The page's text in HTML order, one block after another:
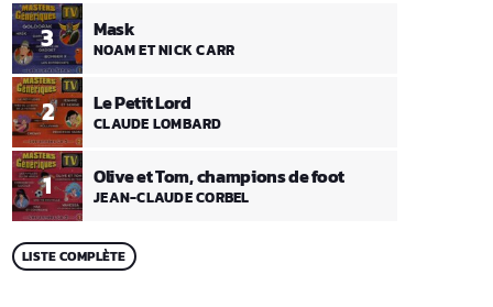
1 Olive et Tom, champions de foot
JEAN-CLAUDE CORBEL
2 Le Petit Lord
CLAUDE LOMBARD
3 Mask
NOAM ET NICK CARR
LISTE COMPLÈTE